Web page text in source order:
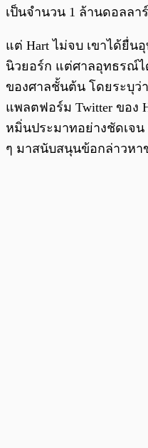
เป็นจำนวน 1 ล้านดอลลาร์
แต่ Hart ไม่จบ เขาได้ยื่
นิวยอร์ก แต่ศาลอุทธรณ์
ของศาลชั้นต้น โดยระบุ
แพลตฟอร์ม Twitter ของ
หมิ่นประมาทอย่างชัดเจน
ๆ มาสนับสนุนข้อกล่าวหา